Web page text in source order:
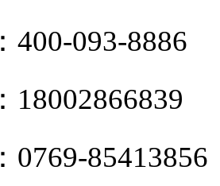
400-093-8886
18002866839
0769-85413856